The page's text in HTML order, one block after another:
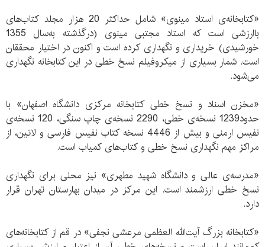
«کتابخانه‌ی استاد مینوی» شامل حداکثر 20 هزار مجلد کتاب‌های
باارزشی است که استاد مجتبی مینوی (درگذشته به‌سال 1355
خورشیدی) خریداری و نگهداری کرده است و اکنون در اختیار محققان
است. شمار بسیاری از میکروفیلم نسخ خطی در این کتابخانه نگهداری
می‌شود.
«مخزن اسناد و نسخ خطی کتابخانه‌ مرکزی دانشگاه اصفهان» با
حدود1239 نسخه‌ی خطی، 2290 نسخه‌ی چاپ سنگی، 120 نسخه‌ی
نفیس ارمنی و بیش از 4446 نسخه کتاب نفیس فارسی و لاتین، از
مراکز مهم نگهداری نسخ خطی و کتاب‌های کمیاب است.
«مدرسه‌ی عالی و دانشگاه شهید مطهری» نیز محلی برای نگهداری
نسخ خطی ارزشمند است. این مرکز در میدان بهارستان تهران قرار
دارد.
«کتابخانه‌ بزرگ آیت‌الله العظمی مرعشی نجفی» در قم از کتابخانه‌های